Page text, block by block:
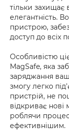
тільки захищає
елегантність.
пристрою,
доступ до всіх
Особливістю
MagSafe, яка
заряджання
змогу легко
пристрій, не
відкриває
роблячи
ефективнішим.